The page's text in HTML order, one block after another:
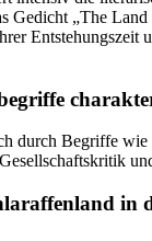
Gedicht „The
Entstehungszeit
durch Begriffe wie
in